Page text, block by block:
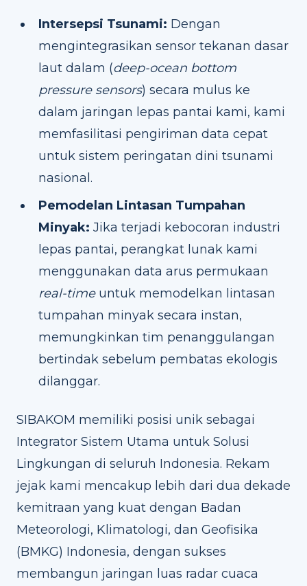
Intersepsi Tsunami: Dengan
mengintegrasikan sensor tekanan dasar
laut dalam (deep-ocean bottom
pressure sensors) secara mulus ke
dalam jaringan lepas pantai kami, kami
memfasilitasi pengiriman data cepat
untuk sistem peringatan dini tsunami
nasional.
Pemodelan Lintasan Tumpahan
Minyak: Jika terjadi kebocoran industri
lepas pantai, perangkat lunak kami
menggunakan data arus permukaan
real-timeuntuk memodelkan lintasan
tumpahan minyak secara instan,
memungkinkan tim penanggulangan
bertindak sebelum pembatas ekologis
dilanggar.
SIBAKOM memiliki posisi unik sebagai
Integrator Sistem Utama untuk Solusi
Lingkungan di seluruh Indonesia. Rekam
jejak kami mencakup lebih dari dua dekade
kemitraan yang kuat dengan Badan
Meteorologi, Klimatologi, dan Geofisika
(BMKG) Indonesia, dengan sukses
membangun jaringan luas radar cuaca